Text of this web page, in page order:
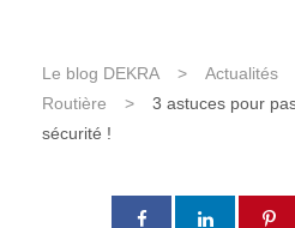
Le blog DEKRA > Actualités
Routière
>
3 astuces pour
sécurité !